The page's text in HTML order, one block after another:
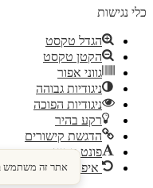
אתר זה משתמש
כלי נגישות
הגדל טקסט
הקטן טקסט
גווני אפור
ניגודיות גבוהה
ניגודיות הפוכה
רקע בהיר
הדגשת קישורים
פונט קריא
איפוס